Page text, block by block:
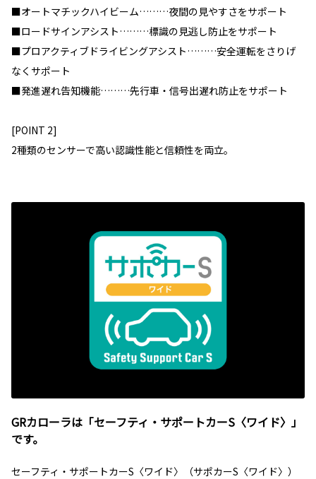
■オートマチックハイビーム………夜間の見やすさをサポート
■ロードサインアシスト………標識の見逃し防止をサポート
■プロアクティブドライビングアシスト………安全運転をさりげ
なくサポート
■発進遅れ告知機能………先行車・信号出遅れ防止をサポート
[POINT 2]
2種類のセンサーで高い認識性能と信頼性を両立。
GRカローラは「セーフティ・サポートカーS〈ワイド〉」
です。
セーフティ・サポートカーS〈ワイド〉（サポカーS〈ワイド〉）